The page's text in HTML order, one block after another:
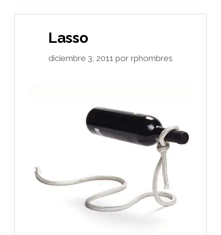
Lasso
diciembre 3, 2011 por rphombres